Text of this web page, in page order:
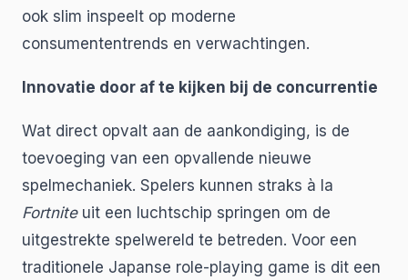
ook slim inspeelt op moderne
consumententrends en verwachtingen.
Innovatie door af te kijken bij de concurrentie
Wat direct opvalt aan de aankondiging, is de
toevoeging van een opvallende nieuwe
spelmechaniek. Spelers kunnen straks à la
Fortniteuit een luchtschip springen om de
uitgestrekte spelwereld te betreden. Voor een
traditionele Japanse role-playing game is dit een